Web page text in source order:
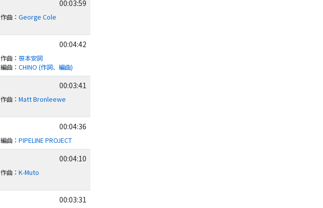
00:03:59
作曲 ：George Cole
00:04:42
作曲 ：笹本安詞
編曲 ：CHINO (作詞、編曲)
00:03:41
作曲 ：Matt Bronleewe
00:04:36
編曲 ：PIPELINE PROJECT
00:04:10
作曲 ：K-Muto
00:03:31